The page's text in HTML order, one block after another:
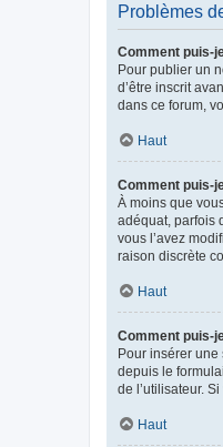
Problèmes
Comment puis-
Pour publier un
d’être inscrit
dans ce forum,
Haut
Comment puis-
À moins que
adéquat, parfois
vous l’avez
raison discrète
Haut
Comment puis-
Pour insérer une
depuis le
de l’utilisateur.
Haut